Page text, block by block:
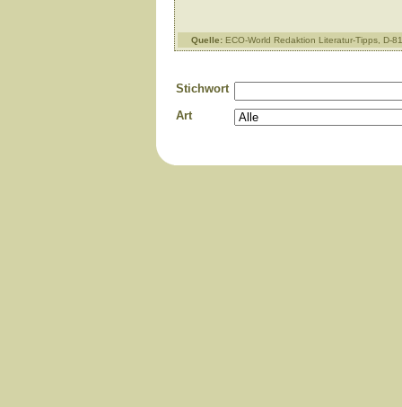
Quelle: ECO-World Redaktion Literatur-Tipps, D-
Stichwort
Art